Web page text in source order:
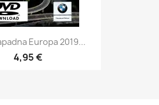
Europa 2019...
4,95 €